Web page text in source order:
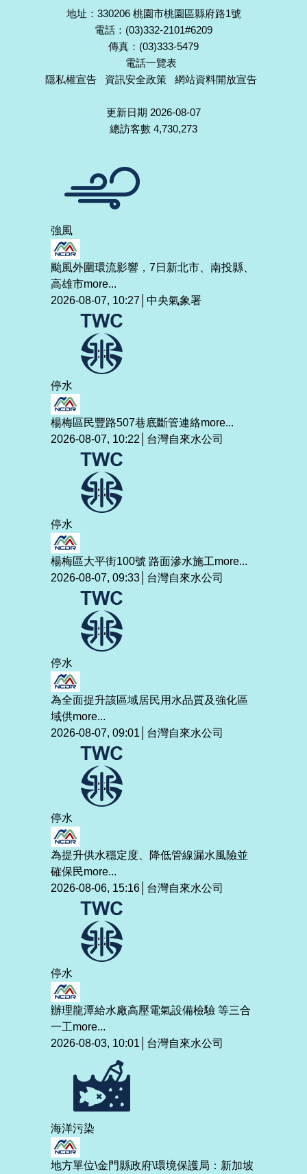
地址：330206 桃園市桃園區縣府路1號
電話：(03)332-2101#6209
傳真：(03)333-5479
電話一覽表
隱私權宣告
資訊安全政策 網站資料開放宣告
更新日期 2026-08-07
總訪客數 4,730,273
強風
颱風外圍環流影響，7日新北市、南投縣、
高雄市more...
2026-08-07, 10:27│中央氣象署
停水
楊梅區民豐路507巷底斷管連絡more...
2026-08-07, 10:22│台灣自來水公司
停水
楊梅區大平街100號 路面滲水施工more...
2026-08-07, 09:33│台灣自來水公司
停水
為全面提升該區域居民用水品質及強化區
域供more...
2026-08-07, 09:01│台灣自來水公司
停水
為提升供水穩定度、降低管線漏水風險並
確保民more...
2026-08-06, 15:16│台灣自來水公司
停水
辦理龍潭給水廠高壓電氣設備檢驗 等三合
一工more...
2026-08-03, 10:01│台灣自來水公司
海洋污染
地方單位\金門縣政府\環境保護局：新加坡